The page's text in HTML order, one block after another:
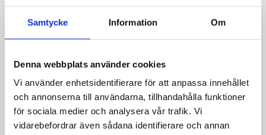
Samtycke Information Om
Denna webbplats använder cookies
Vi använder enhetsidentifierare för att anpassa innehållet
och annonserna till användarna, tillhandahålla funktioner
för sociala medier och analysera vår trafik. Vi
vidarebefordrar även sådana identifierare och annan
kokosmjölken och blanda ner currypasta, chilipasta
och koriander. Smaka av med salt och peppar. Låt
med ris och den kalla såsen.